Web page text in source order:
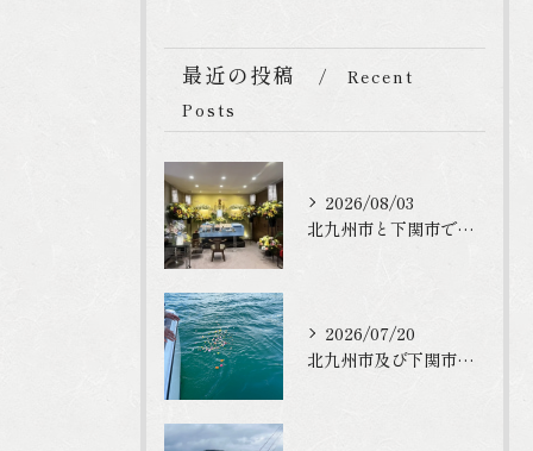
最近の投稿
Recent
Posts
2026/08/03
北九州市と下関市で家族葬のご利用を頂きました
2026/07/20
北九州市及び下関市でお墓や仏壇終いをご検討の方